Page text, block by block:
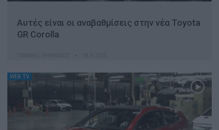
Αυτές είναι οι αναβαθμίσεις στην νέα Toyota
GR Corolla
WEB TV